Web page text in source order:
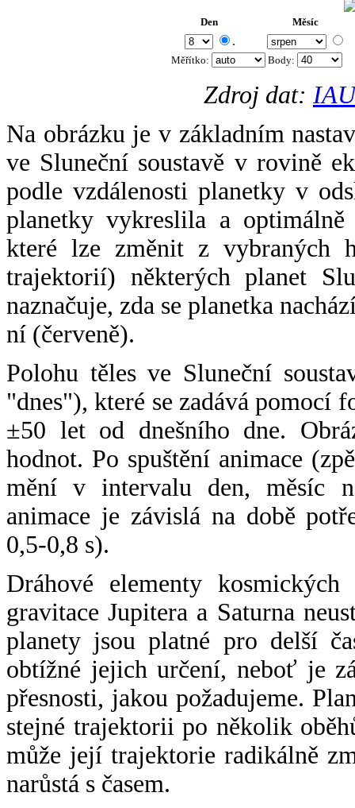
Den Měsíc
.
Měřítko: Body:
Zdroj dat:
Na obrázku je v základním
ve Sluneční soustavě v rovině
podle vzdálenosti planetky v
planetky vykreslila a
které lze změnit z vybraných
trajektorií) některých planet
naznačuje, zda se planetka
ní (červeně).
Polohu těles ve Sluneční
"dnes"), které se zadává pomocí
±50 let od dnešního dne.
hodnot. Po spuštění animace
mění v intervalu den, měsíc
animace je závislá na době
0,5-0,8 s).
Dráhové elementy
gravitace Jupitera a Saturna
planety jsou platné pro delší
obtížné jejich určení, neboť je
přesnosti, jakou požadujeme.
stejné trajektorii po několik
může její trajektorie radikálně
narůstá s časem.